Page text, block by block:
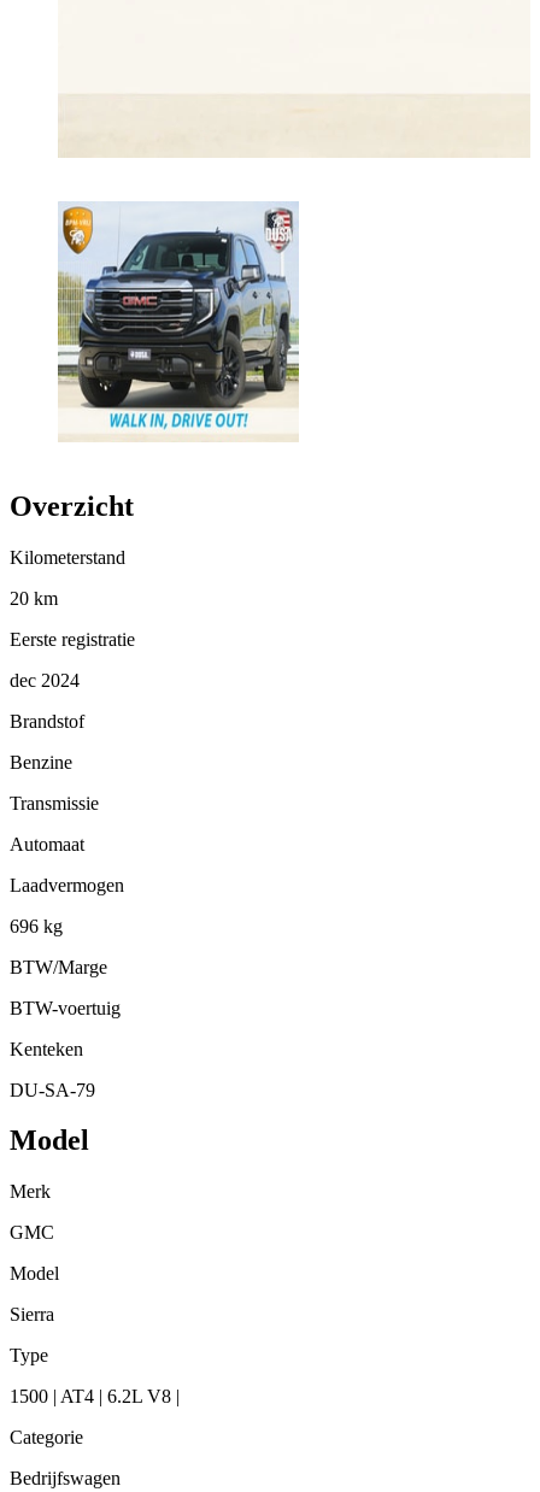
Overzicht
Kilometerstand
20 km
Eerste registratie
dec 2024
Brandstof
Benzine
Transmissie
Automaat
Laadvermogen
696 kg
BTW/Marge
BTW-voertuig
Kenteken
DU-SA-79
Model
Merk
GMC
Model
Sierra
Type
1500 | AT4 | 6.2L V8 |
Categorie
Bedrijfswagen